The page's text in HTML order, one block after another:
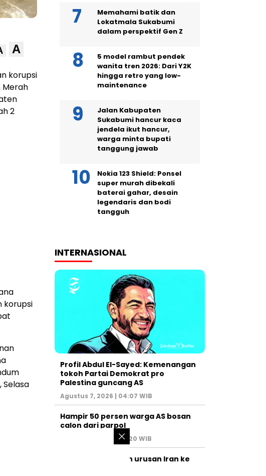
A
korupsi
Merah
2
korupsi
, Selasa
Memahami batik dan
Lokatmala Sukabumi
dalam perspektif Gen Z
5 model rambut pendek
wanita tren 2026: Dari Y2K
hingga retro yang low-
maintenance
Jalan Kabupaten
Sukabumi hancur kaca
jendela ikut hancur,
warga minta bupati
tanggung jawab
Nokia 123 Shield: Ponsel
super murah dibekali
baterai gahar, desain
legendaris dan bodi
tangguh
INTERNASIONAL
Profil Abdul El-Sayed: Kemenangan
tokoh Partai Demokrat pro
Palestina guncang AS
Agustus 7, 2026 | 04:07 WIB
Hampir 50 persen warga AS bosan
calon dari parpol
Agustus 6, 2026 | 07:20 WIB
PM Israel serahkan urusan Iran ke